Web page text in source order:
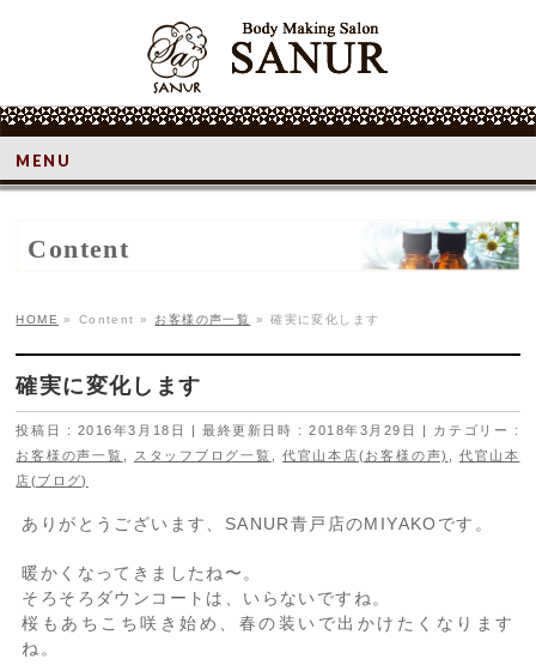
MENU
Content
HOME » Content » お客様の声一覧 » 確実に変化します
確実に変化します
投稿日 : 2016年3月18日 最終更新日時 : 2018年3月29日
カテゴリー :
お客様の声一覧
スタッフブログ一覧 代官山本店(お客様の声)
代官山本
店(ブログ)
ありがとうございます、SANUR青戸店のMIYAKOです。
暖かくなってきましたね〜。
そろそろダウンコートは、いらないですね。
桜もあちこち咲き始め、春の装いで出かけたくなります
ね。